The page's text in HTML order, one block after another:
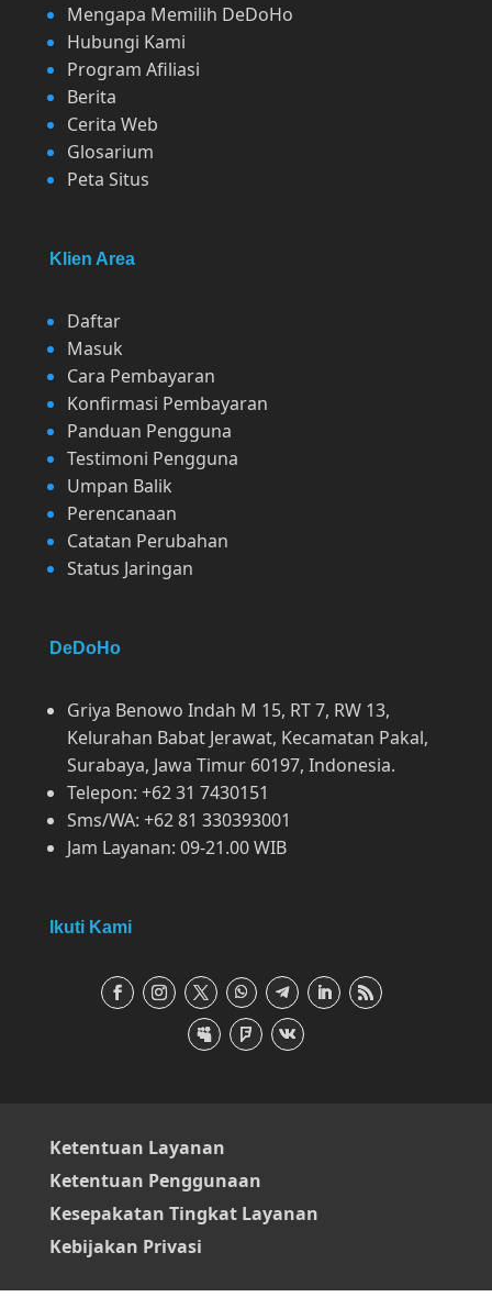
Mengapa Memilih DeDoHo
Hubungi Kami
Program Afiliasi
Berita
Cerita Web
Glosarium
Peta Situs
Klien Area
Daftar
Masuk
Cara Pembayaran
Konfirmasi Pembayaran
Panduan Pengguna
Testimoni Pengguna
Umpan Balik
Perencanaan
Catatan Perubahan
Status Jaringan
DeDoHo
Griya Benowo Indah M 15, RT 7, RW 13,
Kelurahan Babat Jerawat, Kecamatan Pakal,
Surabaya, Jawa Timur 60197, Indonesia.
Telepon: +62 31 7430151
Sms/WA: +62 81 330393001
Jam Layanan: 09-21.00 WIB
Ikuti Kami
Ketentuan Layanan
Ketentuan Penggunaan
Kesepakatan Tingkat Layanan
Kebijakan Privasi